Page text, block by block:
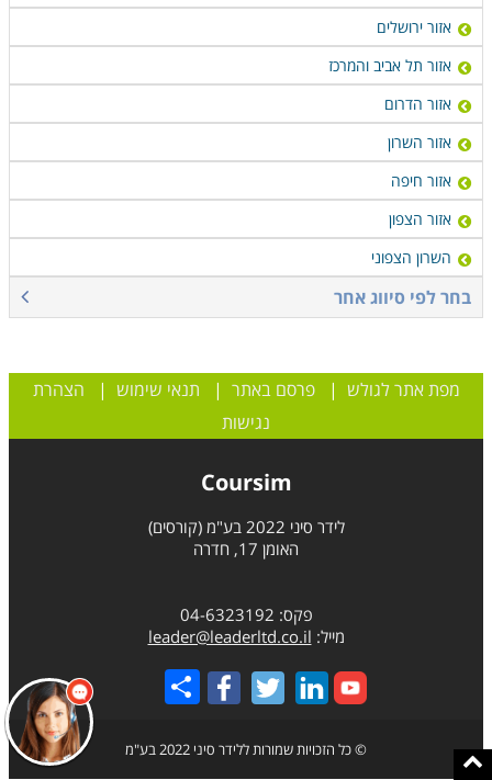
אזור ירושלים
אזור תל אביב והמרכז
אזור הדרום
אזור השרון
אזור חיפה
אזור הצפון
השרון הצפוני
בחר לפי סיווג אחר
מפת אתר לגולש |פרסם באתר | תנאי שימוש | הצהרת
נגישות
Coursim
לידר סיני 2022 בע"מ (קורסים)
האומן 17, חדרה
פקס: 04-6323192
מייל: leader@leaderltd.co.il
Share
© כל הזכויות שמורות ללידר סיני 2022 בע"מ